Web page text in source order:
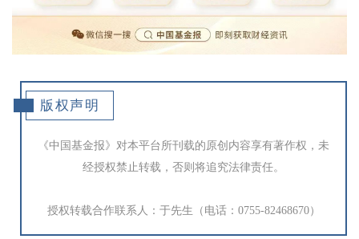
版权声明
《中国基金报》对本平台所刊载的原创内容享有著作权，未
经授权禁止转载，否则将追究法律责任。
授权转载合作联系人：于先生（电话：0755-82468670）